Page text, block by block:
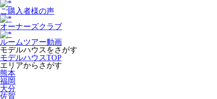
ご購入者様の声
オーナーズクラブ
ルームツアー動画
モデルハウスをさがす
モデルハウスTOP
エリアからさがす
熊本
福岡
大分
佐賀